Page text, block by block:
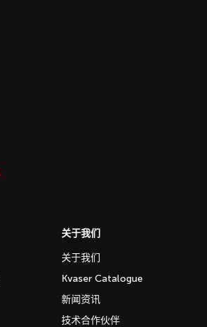
关于我们
关于我们
Kvaser Catalogue
新闻资讯
技术合作伙伴